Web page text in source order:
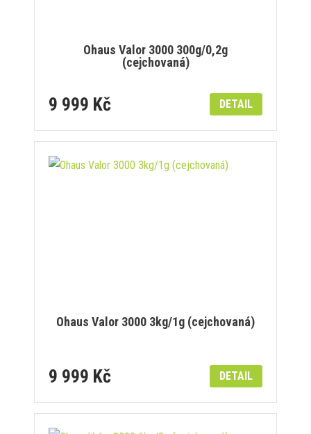
Ohaus Valor 3000 300g/0,2g
(cejchovaná)
9 999 Kč DETAIL
Ohaus Valor 3000 3kg/1g (cejchovaná)
9 999 Kč DETAIL